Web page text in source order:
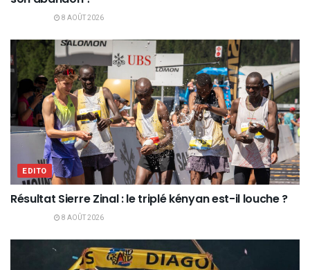
8 AOÛT 2026
EDITO
Résultat Sierre Zinal : le triplé kényan est-il louche ?
8 AOÛT 2026